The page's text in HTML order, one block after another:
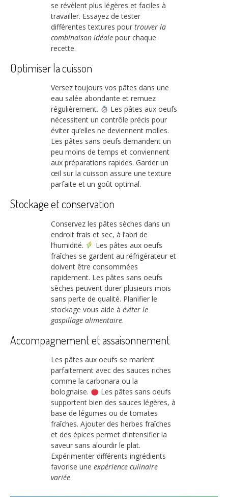
se révèlent plus légères et faciles à
travailler. Essayez de tester
différentes textures pour trouver la
combinaison idéale pour chaque
recette.
Optimiser la cuisson
Versez toujours vos pâtes dans une
eau salée abondante et remuez
régulièrement.
Les pâtes aux oeufs
nécessitent un contrôle précis pour
éviter qu’elles ne deviennent molles.
Les pâtes sans oeufs demandent un
peu moins de temps et conviennent
aux préparations rapides. Garder un
œil sur la cuisson assure une texture
parfaite et un goût optimal.
Stockage et conservation
Conservez les pâtes sèches dans un
endroit frais et sec, à l’abri de
l’humidité.
Les pâtes aux oeufs
fraîches se gardent au réfrigérateur et
doivent être consommées
rapidement. Les pâtes sans oeufs
sèches peuvent durer plusieurs mois
sans perte de qualité. Planifier le
stockage vous aide à éviter le
gaspillage alimentaire.
Accompagnement et assaisonnement
Les pâtes aux oeufs se marient
parfaitement avec des sauces riches
comme la carbonara ou la
bolognaise.
Les pâtes sans oeufs
supportent bien des sauces légères, à
base de légumes ou de tomates
fraîches. Ajouter des herbes fraîches
et des épices permet d’intensifier la
saveur sans alourdir le plat.
Expérimenter différents ingrédients
favorise une expérience culinaire
variée.